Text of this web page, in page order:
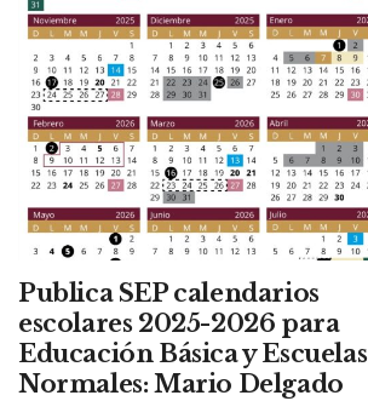
Publica SEP calendarios
escolares 2025-2026 para
Educación Básica y Escuelas
Normales: Mario Delgado